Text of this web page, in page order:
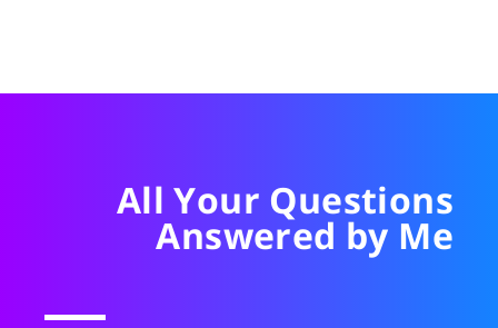
All Your Questions
Answered by Me